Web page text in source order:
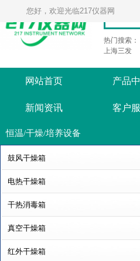
您好，欢迎光临217仪器网
热门搜索：
上海三发
网站首页 产品
新闻资讯 客户
恒温/干燥/培养设备
鼓风干燥箱
电热干燥箱
干热消毒箱
真空干燥箱
红外干燥箱